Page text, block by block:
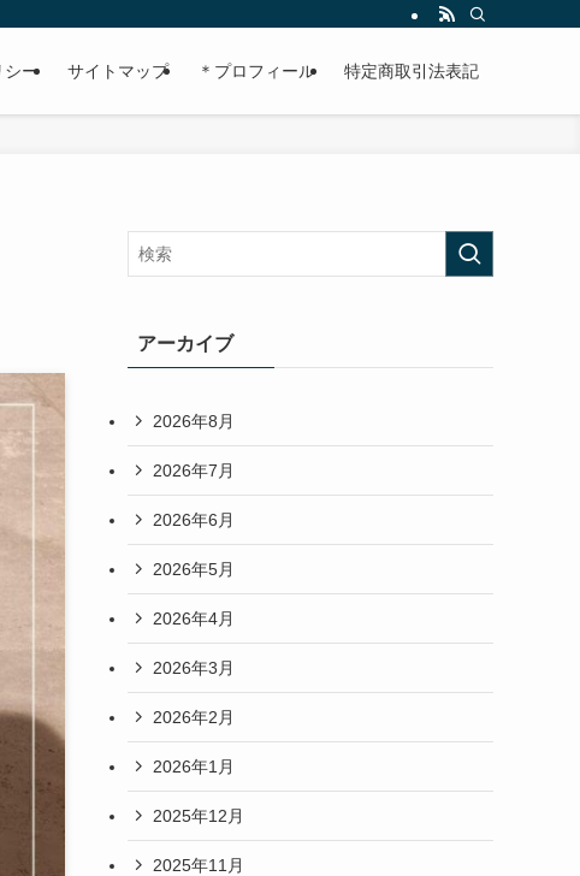
シー サイトマップ ＊プロフィール 特定商取引法表記
アーカイブ
2026年8月
2026年7月
2026年6月
2026年5月
2026年4月
2026年3月
2026年2月
2026年1月
2025年12月
2025年11月